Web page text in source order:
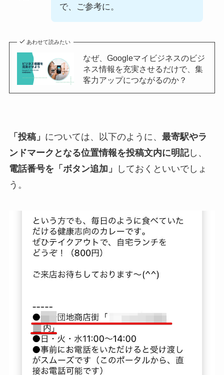
で、ご参考に。
あわせて読みたい
なぜ、Googleマイビジネスのビジ
ネス情報を充実させるだけで、集
客力アップにつながるのか？
「投稿」 については、以下のように、 最寄駅やラ
ンドマークとなる位置情報を投稿文内に明記し、
電話番号を「ボタン追加」
しておくといいでしょ
う。